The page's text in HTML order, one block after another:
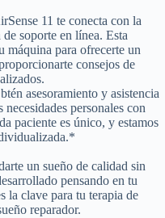
11 te conecta con la
soporte en línea. Esta
máquina para ofrecerte un
consejos de
asesoramiento y asistencia
personales con
paciente es único, y estamos
un sueño de calidad sin
pensando en tu
la clave para tu terapia de
reparador.